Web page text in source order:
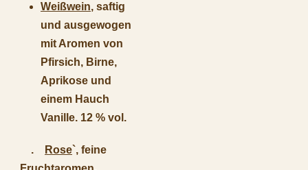
Weißwein, saftig
und ausgewogen
mit Aromen von
Pfirsich, Birne,
Aprikose und
einem Hauch
Vanille. 12 % vol.
. Rose`, feine